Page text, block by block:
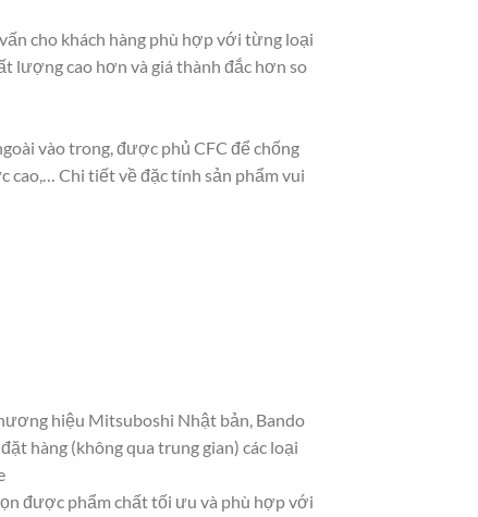
cho khách hàng phù hợp với từng loại
lượng cao hơn và giá thành đắc hơn so
vào trong, được phủ CFC để chống
cao,… Chi tiết về đặc tính sản phẩm vui
hiệu Mitsuboshi Nhật bản, Bando
hàng (không qua trung gian) các loại
được phẩm chất tối ưu và phù hợp với